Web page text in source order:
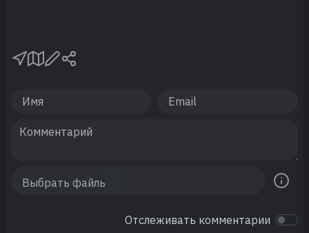
Отслеживать комментарии